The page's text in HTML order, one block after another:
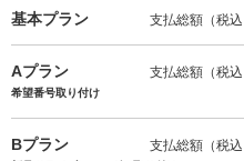
基本プラン 支払総額（税込
Aプラン 支払総額（税込
希望番号取り付け
Bプラン 支払総額（税込